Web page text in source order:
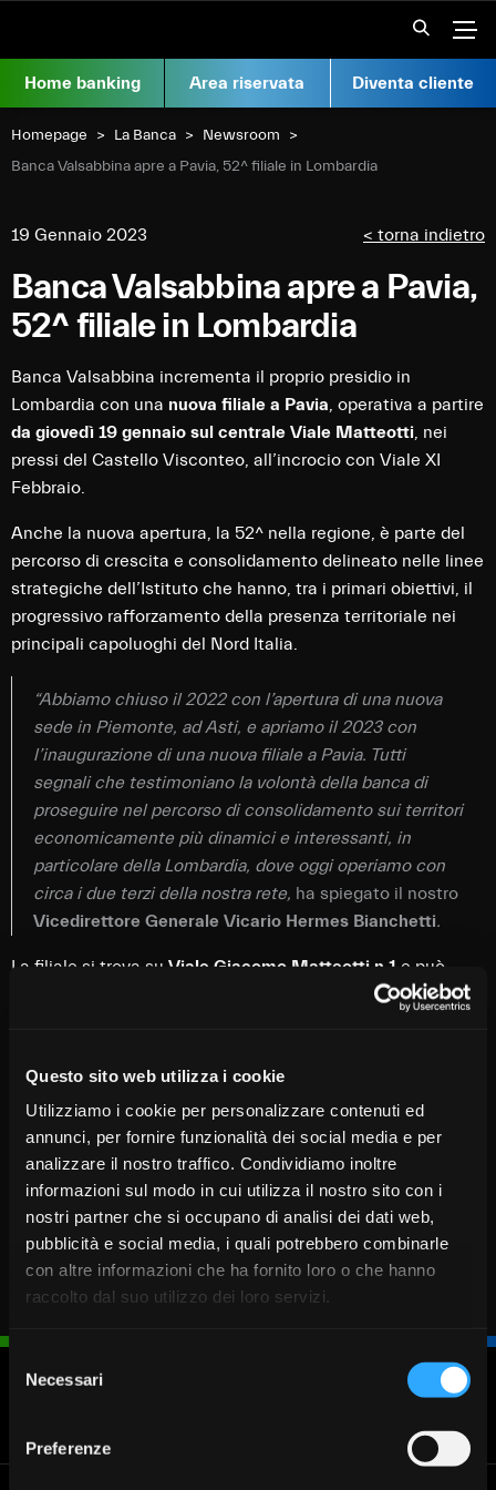
Questo sito web utilizza i cookie
Utilizziamo i cookie per personalizzare contenuti ed
annunci, per fornire funzionalità dei social media e per
analizzare il nostro traffico. Condividiamo inoltre
informazioni sul modo in cui utilizza il nostro sito con i
nostri partner che si occupano di analisi dei dati web,
pubblicità e social media, i quali potrebbero combinarle
con altre informazioni che ha fornito loro o che hanno
raccolto dal suo utilizzo dei loro servizi.
delNecessari
Preferenze
Home banking Area riservata Diventa cliente
Homepage La Banca
Newsroom
Current:
Banca Valsabbina apre a Pavia, 52^ filiale in Lombardia
19 Gennaio 2023 < torna indietro
Banca Valsabbina apre a Pavia,
52^ filiale in Lombardia
Banca Valsabbina incrementa il proprio presidio in
Lombardia con una nuova filiale a Pavia , operativa a partire
da giovedì 19 gennaio sul centrale Viale Matteotti , nei
pressi del Castello Visconteo, all’incrocio con Viale XI
Febbraio.
Anche la nuova apertura, la 52^ nella regione, è parte del
percorso di crescita e consolidamento delineato nelle linee
strategiche dell’Istituto che hanno, tra i primari obiettivi, il
progressivo rafforzamento della presenza territoriale nei
principali capoluoghi del Nord Italia.
“Abbiamo chiuso il 2022 con l’apertura di una nuova
sede in Piemonte, ad Asti, e apriamo il 2023 con
l’inaugurazione di una nuova filiale a Pavia. Tutti
segnali che testimoniano la volontà della banca di
proseguire nel percorso di consolidamento sui territori
economicamente più dinamici e interessanti, in
particolare della Lombardia, dove oggi operiamo con
circa i due terzi della nostra rete, ha spiegato il nostro
Vicedirettore Generale Vicario Hermes Bianchetti.
La filiale si trova su Viale Giacomo Matteotti n.1 e può
essere contattata chiamando il numero 0382 32111 o
030 37231